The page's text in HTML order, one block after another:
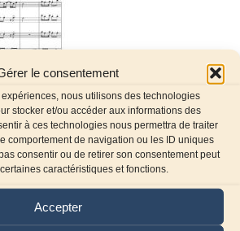
le consentement
nous utilisons des technologies
stocker et/ou accéder aux informations des
à ces technologies nous permettra de traiter
comportement de navigation ou les ID uniques
consentir ou de retirer son consentement peut
caractéristiques et fonctions.
Accepter